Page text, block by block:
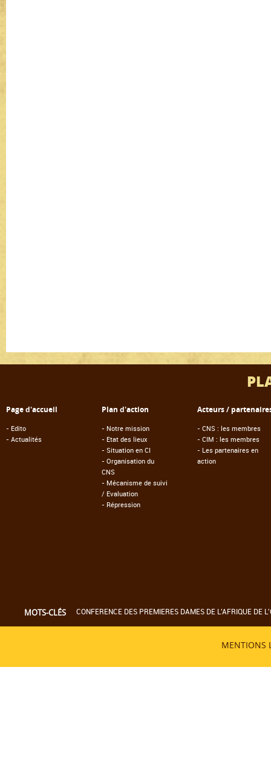
Page d'accueil
- Edito
- Actualités
Plan d'action
- Notre mission
- Etat des lieux
- Situation en CI
- Organisation du
CNS
- Mécanisme de suivi
/ Evaluation
- Répression
Acteurs /
- CNS : les membres
- CIM : les membres
- Les partenaires en
action
MOTS-CLÉS CONFERENCE DES PREMIERES DAMES DE L'AFRIQUE DE
MENTIONS